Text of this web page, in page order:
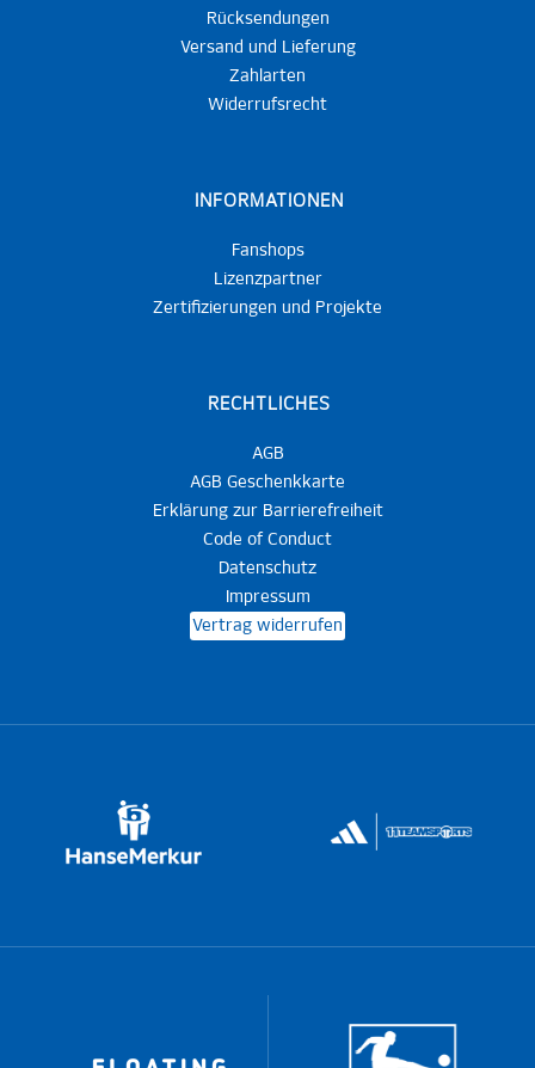
Rücksendungen
Versand und Lieferung
Zahlarten
Widerrufsrecht
INFORMATIONEN
Fanshops
Lizenzpartner
Zertifizierungen und Projekte
RECHTLICHES
AGB
AGB Geschenkkarte
Erklärung zur Barrierefreiheit
Code of Conduct
Datenschutz
Impressum
Vertrag widerrufen